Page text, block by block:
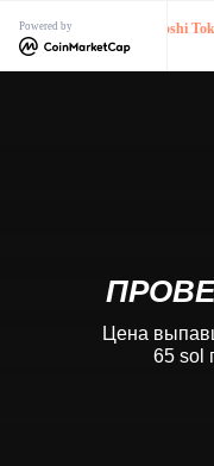
Powered by Green Satoshi
GST
Цена
65 sol